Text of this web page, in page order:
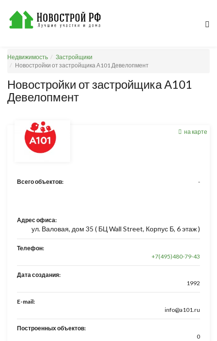
Недвижимость
Застройщики
Новостройки от застройщика А101 Девелопмент
Новостройки от застройщика А101
Девелопмент
на карте
Всего объектов: -
Адрес офиса:
ул. Валовая, дом 35 ( БЦ Wall Street, Корпус Б, 6 этаж )
Телефон:
+7(495)480-79-43
Дата создания:
1992
E-mail:
info@a101.ru
Построенных объектов:
0